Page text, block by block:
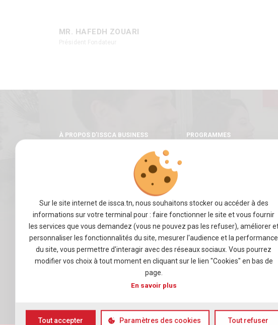
MR. HAFEDH ZOUARI
Président Fondateur
Sur le site internet de issca.tn, nous souhaitons stocker ou accéder à des
informations sur votre terminal pour : faire fonctionner le site et vous fournir
les services que vous demandez (vous ne pouvez pas les refuser), améliorer
personnaliser les fonctionnalités du site, mesurer l'audience et la performance
du site, vous permettre d'interagir avec des réseaux sociaux. Vous pourrez
modifier vos choix à tout moment en cliquant sur le lien "Cookies" en bas de
page.
En savoir plus
Paramètres des cookies Tout refuser
Tout accepter
À PROPOS D’ISSCA BUSINESS
Notre équipe
PROGRAMMES
Les stages
VIE ÉTUDIANTE
Activités Estudiantines
Règlement intérieur
ENTREPRISES
Accéder à nos talents
Devenir partenaire de l'ISSCA